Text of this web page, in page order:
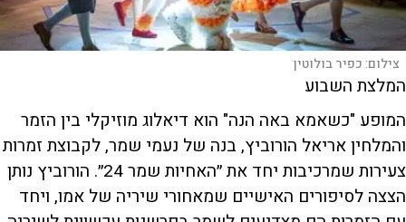
צילום:כפיר בולוטין
המלצת השבוע
המופע "כשאמא באה הנה" הוא דיאלוג מוזיקלי בין הזמר
והמלחין אריאל הורוביץ, בנה של נעמי שמר, לקבוצת זמרות
צעירות שמרכיבות יחד את ״האחיות שמר 24״. הורוביץ נותן
הצצה לסיפורים האישיים שמאחורי שיריה של אמו, ויחד